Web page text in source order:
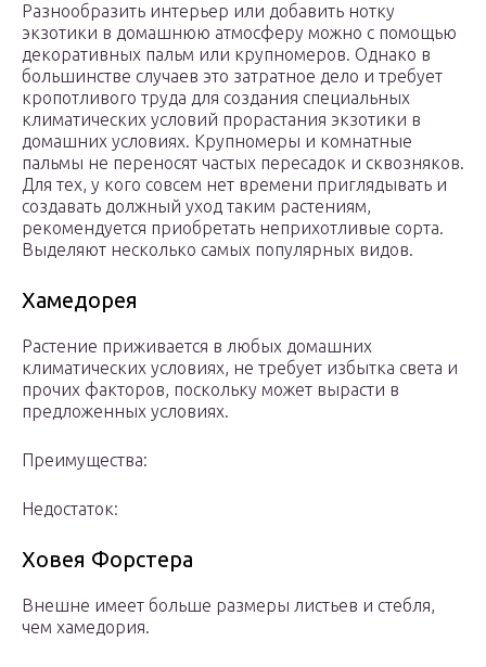
Разнообразить интерьер или добавить нотку
экзотики в домашнюю атмосферу можно с помощью
декоративных пальм или крупномеров. Однако в
большинстве случаев это затратное дело и требует
кропотливого труда для создания специальных
климатических условий прорастания экзотики в
домашних условиях. Крупномеры и комнатные
пальмы не переносят частых пересадок и сквозняков.
Для тех, у кого совсем нет времени приглядывать и
создавать должный уход таким растениям,
рекомендуется приобретать неприхотливые сорта.
Выделяют несколько самых популярных видов.
Хамедорея
Растение приживается в любых домашних
климатических условиях, не требует избытка света и
прочих факторов, поскольку может вырасти в
предложенных условиях.
Преимущества:
Недостаток:
Ховея Форстера
Внешне имеет больше размеры листьев и стебля,
чем хамедория.